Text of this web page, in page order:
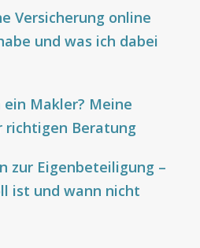
Versicherung online
und was ich dabei
Makler? Meine
richtigen Beratung
zur Eigenbeteiligung –
ist und wann nicht